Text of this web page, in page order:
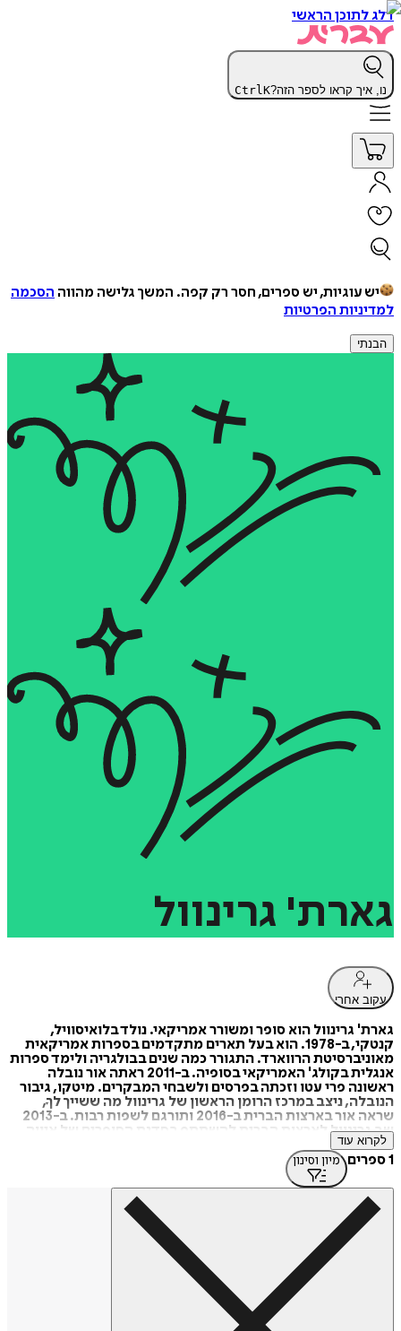
דלג לתוכן הראשי
נו, איך קראו לספר הזה? CtrlK
יש עוגיות, יש ספרים, חסר רק קפה. המשך גלישה מהווה הסכמה
למדיניות הפרטיות
הבנתי
גארת' גרינוול
עקוב אחרי
גארת' גרינוול הוא סופר ומשורר אמריקאי. נולד בלואיסוויל,
קנטקי, ב-1978. הוא בעל תארים מתקדמים בספרות אמריקאית
מאוניברסיטת הרווארד. התגורר כמה שנים בבולגריה ולימד ספרות
אנגלית בקולג' האמריקאי בסופיה. ב-2011 ראתה אור נובלה
ראשונה פרי עטו וזכתה בפרסים ולשבחי המבקרים. מיטקו, גיבור
הנובלה, ניצב במרכז הרומן הראשון של גרינוול מה ששייך לךָ,
שראה אור בארצות הברית ב-2016 ותורגם לשפות רבות. ב-2013
שב גרינוול לארצות הברית להשתתף בסדנת הסופרים של איווה,
ששם זכה במלגת לימודים. הוא כותב ביקורות ספרות ושירה, בין
השאר בניו יורקר, בפריז ריוויו, בניו יורק טיימס ובלונדון ריוויו אוף
סיטי.
לקרוא עוד
1 ספרים מיון וסינון